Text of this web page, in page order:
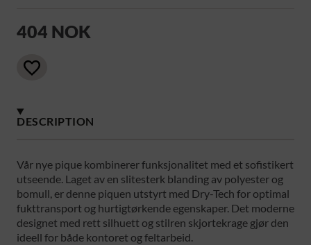
404 NOK
DESCRIPTION
Vår nye pique kombinerer funksjonalitet med et sofistikert
utseende. Laget av en slitesterk blanding av polyester og
bomull, er denne piquen utstyrt med Dry-Tech for optimal
fukttransport og hurtigtørkende egenskaper. Det moderne
designet med rett silhuett og stilren skjortekrage gjør den
ideell for både kontoret og feltarbeid.